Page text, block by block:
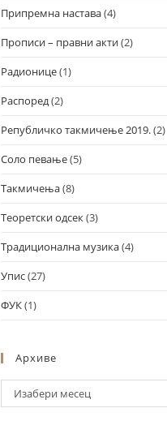
Припремна настава(4)
Прописи – правни акти(2)
Радионице(1)
Распоред(2)
Републичко такмичење 2019.(2)
Соло певање(5)
Такмичења(8)
Теоретски одсек(3)
Традиционална музика(4)
Упис(27)
ФУК(1)
Архиве
Изабери месец